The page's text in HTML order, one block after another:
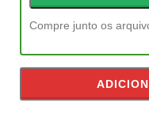
Compre junto os